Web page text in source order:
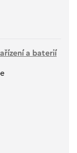
a baterií